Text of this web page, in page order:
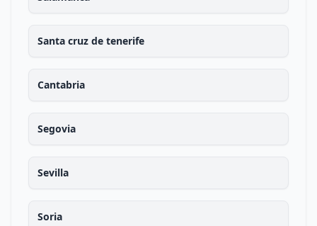
Santa cruz de tenerife
Cantabria
Segovia
Sevilla
Soria